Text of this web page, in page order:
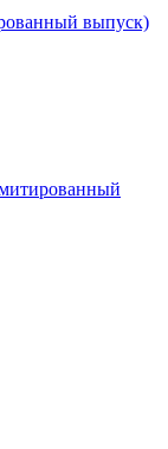
выпуск)